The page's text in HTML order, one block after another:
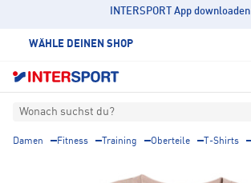
INTERSPORT App downloaden
WÄHLE DEINEN SHOP
Wonach suchst du?
Damen Fitness Training Oberteile T-Shirts